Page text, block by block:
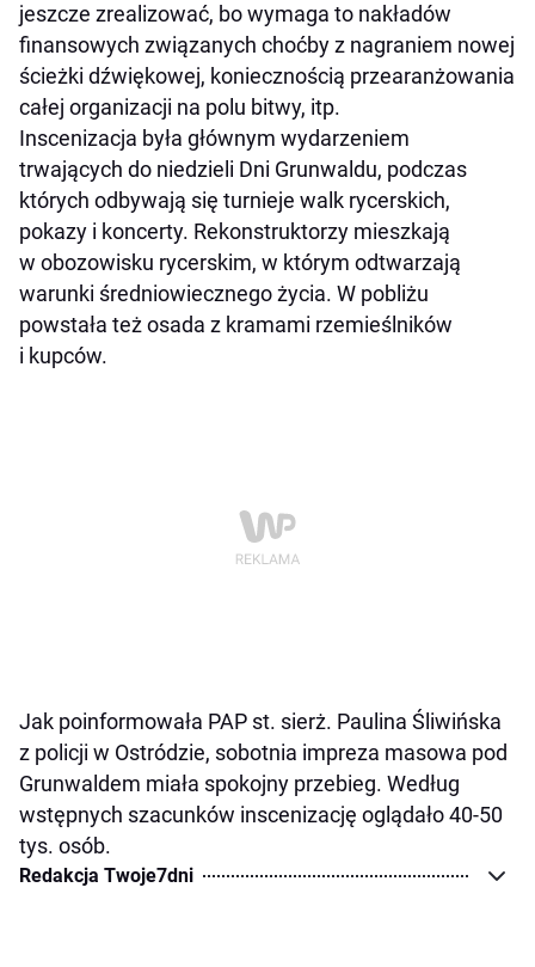
jeszcze zrealizować, bo wymaga to nakładów
finansowych związanych choćby z nagraniem nowej
ścieżki dźwiękowej, koniecznością przearanżowania
całej organizacji na polu bitwy, itp.
Inscenizacja była głównym wydarzeniem
trwających do niedzieli Dni Grunwaldu, podczas
których odbywają się turnieje walk rycerskich,
pokazy i koncerty. Rekonstruktorzy mieszkają
w obozowisku rycerskim, w którym odtwarzają
warunki średniowiecznego życia. W pobliżu
powstała też osada z kramami rzemieślników
i kupców.
Jak poinformowała PAP st. sierż. Paulina Śliwińska
z policji w Ostródzie, sobotnia impreza masowa pod
Grunwaldem miała spokojny przebieg. Według
wstępnych szacunków inscenizację oglądało 40-50
tys. osób.
Redakcja Twoje7dni